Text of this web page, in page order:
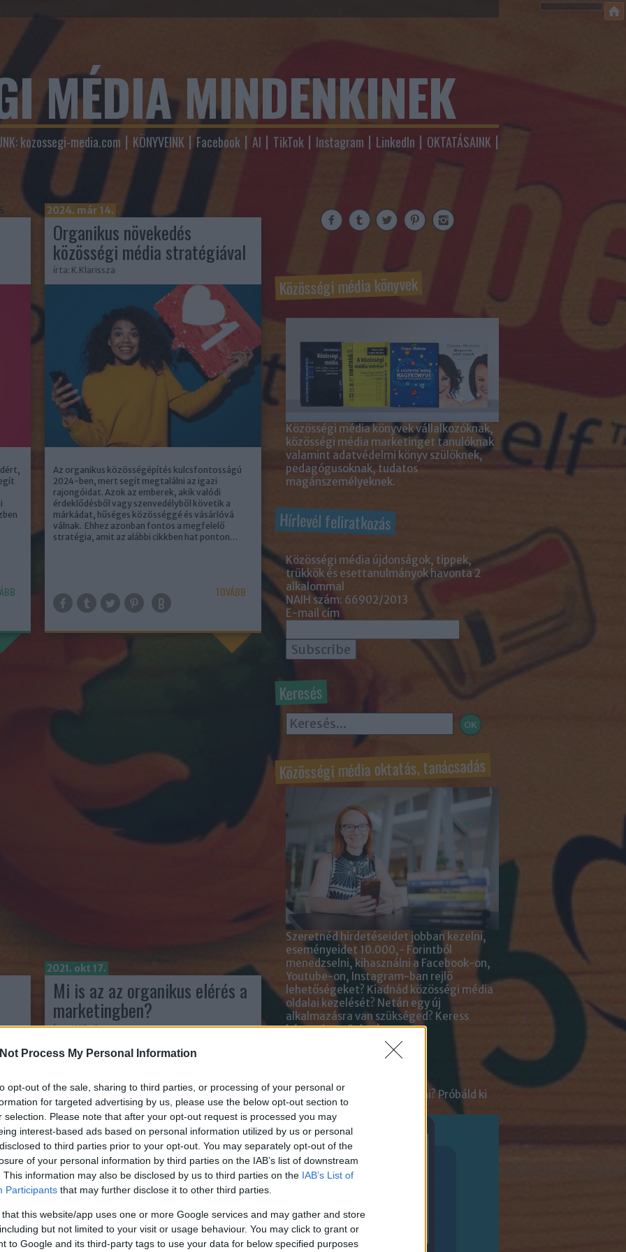
Process My Personal Information
opt-out of the sale, sharing to third parties, or processing of your personal or
for targeted advertising by us, please use the below opt-out section to
selection. Please note that after your opt-out request is processed you may
interest-based ads based on personal information utilized by us or personal
to third parties prior to your opt-out. You may separately opt-out of the
of your personal information by third parties on the IAB’s list of downstream
This information may also be disclosed by us to third parties on the IAB’s List of
Participants that may further disclose it to other third parties.
that this website/app uses one or more Google services and may gather and store
but not limited to your visit or usage behaviour. You may click to grant or
to Google and its third-party tags to use your data for below specified purposes
MÉDIA MINDENKINEK
kozossegi-media.com KÖNYVEINK Facebook AI TikTok Instagram LinkedIn OKTATÁSAINK
2024. már 14.
Organikus növekedés
közösségi média stratégiával
írta: K.Klarissza
Az organikus közösségépítés kulcsfontosságú
2024-ben, mert segít megtalálni az igazi
rajongóidat. Azok az emberek, akik valódi
érdeklődésből vagy szenvedélyből követik a
márkádat, hűséges közösséggé és vásárlóvá
válnak. Ehhez azonban fontos a megfelelő
stratégia, amit az alábbi cikkben hat ponton…
TOVÁBB
2021. okt 17.
Mi is az az organikus elérés a
marketingben?
írta:K.Klarissza
Hallottál már a vonzás törvényéről? Ez egy
filozófia, amely azt jelenti, hogy bármit be tudunk
vonzani az életünkbe, amire összpontosítunk. Az
a
Közösségi média könyvek
Közösségi média könyvek vállalkozóknak,
közösségi média marketinget tanulóknak
valamint adatvédelmi könyv szülőknek,
pedagógusoknak, tudatos
magánszemélyeknek.
Hírlevél feliratkozás
Közösségi média újdonságok, tippek,
trükkök és esettanulmányok havonta 2
alkalommal
NAIH szám: 66902/2013
E-mail cím
Keresés
Közösségi média oktatás, tanácsadás
Szeretnéd hirdetéseidet jobban kezelni,
eseményeidet 10.000,- Forintból
menedzselni, kihasználni a Facebook-on,
Youtube-on, Instagram-ban rejlő
lehetőségeket? Kiadnád közösségi média
oldalai kezelését? Netán egy új
alkalmazásra van szükséged? Keress
bátran bennünket!
Szeretnél velünk beszélgetni? Próbáld ki
Messenger Chatbotunkat!